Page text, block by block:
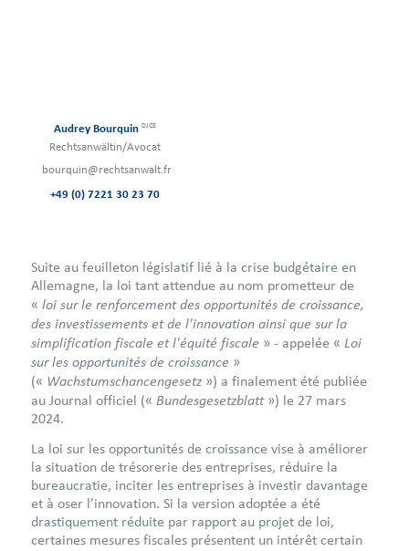
Audrey Bourquin DJCE
Rechtsanwältin/Avocat
bourquin@rechtsanwalt.fr
+49 (0) 7221 30 23 70
Suite au feuilleton législatif lié à la crise budgétaire en
Allemagne, la loi tant attendue au nom prometteur de
« loi sur le renforcement des opportunités de croissance,
des investissements et de l'innovation ainsi que sur la
simplification fiscale et l'équité fiscale » - appelée « Loi
sur les opportunités de croissance »
(« Wachstumschancengesetz») a finalement été publiée
au Journal officiel (« Bundesgesetzblatt») le 27 mars
2024.
La loi sur les opportunités de croissance vise à améliorer
la situation de trésorerie des entreprises, réduire la
bureaucratie, inciter les entreprises à investir davantage
et à oser l’innovation. Si la version adoptée a été
drastiquement réduite par rapport au projet de loi,
certaines mesures fiscales présentent un intérêt certain